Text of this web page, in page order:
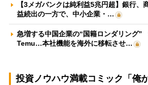
【3メガバンクは純利益5兆円超】銀行、
益続出の一方で、中小企業・…
急増する中国企業の“国籍ロンダリング”
Temu…本社機能を海外に移転させ…
投資ノウハウ満載コミック「俺